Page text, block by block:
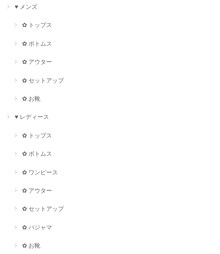
♥ メンズ
✿ トップス
✿ ボトムス
✿ アウター
✿ セットアップ
✿ お靴
♥ レディース
✿ トップス
✿ ボトムス
✿ ワンピース
✿ アウター
✿ セットアップ
✿ パジャマ
✿ お靴